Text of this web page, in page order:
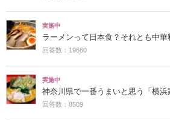
実施中
ラーメンって日本食？それとも中華
回答数：19660
実施中
神奈川県で一番うまいと思う「横浜
回答数：8509